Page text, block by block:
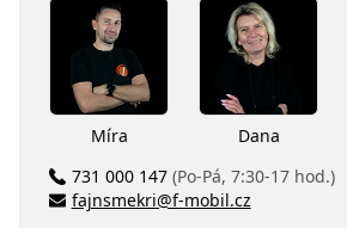
Míra
Dana
731 000 147 (Po-Pá, 7:30-17 hod.)
fajnsmekri@f-mobil.cz